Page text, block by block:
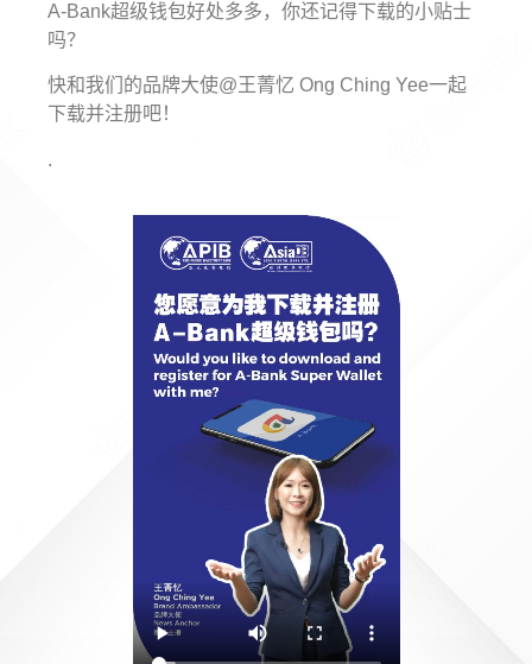
A-Bank超级钱包好处多多，你还记得下载的小贴士
吗？
快和我们的品牌大使@王菁忆 Ong Ching Yee一起
下载并注册吧！
.